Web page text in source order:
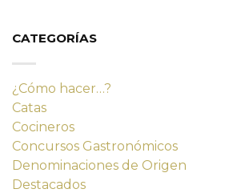
CATEGORÍAS
¿Cómo hacer…?
Catas
Cocineros
Concursos Gastronómicos
Denominaciones de Origen
Destacados